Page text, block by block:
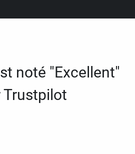
noté "Excellent"
Trustpilot